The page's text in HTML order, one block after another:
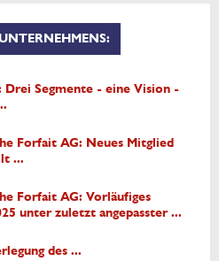
Drei Segmente - eine Vision -
Forfait AG: Neues Mitglied
...
Forfait AG: Vorläufiges
unter zuletzt angepasster ...
des ...